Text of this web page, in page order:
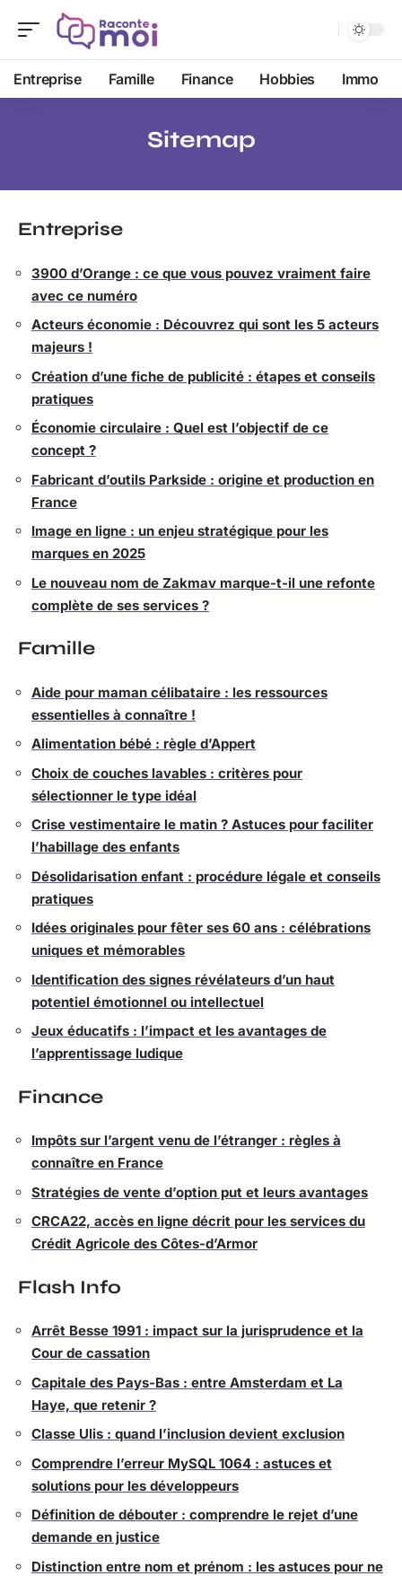
Entreprise Famille Finance Hobbies Immo
Sitemap
Entreprise
3900 d’Orange : ce que vous pouvez vraiment faire
avec ce numéro
Acteurs économie : Découvrez qui sont les 5 acteurs
majeurs !
Création d’une fiche de publicité : étapes et conseils
pratiques
Économie circulaire : Quel est l’objectif de ce
concept ?
Fabricant d’outils Parkside : origine et production en
France
Image en ligne : un enjeu stratégique pour les
marques en 2025
Le nouveau nom de Zakmav marque-t-il une refonte
complète de ses services ?
Famille
Aide pour maman célibataire : les ressources
essentielles à connaître !
Alimentation bébé : règle d’Appert
Choix de couches lavables : critères pour
sélectionner le type idéal
Crise vestimentaire le matin ? Astuces pour faciliter
l’habillage des enfants
Désolidarisation enfant : procédure légale et conseils
pratiques
Idées originales pour fêter ses 60 ans : célébrations
uniques et mémorables
Identification des signes révélateurs d’un haut
potentiel émotionnel ou intellectuel
Jeux éducatifs : l’impact et les avantages de
l’apprentissage ludique
Finance
Impôts sur l’argent venu de l’étranger : règles à
connaître en France
Stratégies de vente d’option put et leurs avantages
CRCA22, accès en ligne décrit pour les services du
Crédit Agricole des Côtes-d’Armor
Flash Info
Arrêt Besse 1991 : impact sur la jurisprudence et la
Cour de cassation
Capitale des Pays-Bas : entre Amsterdam et La
Haye, que retenir ?
Classe Ulis : quand l’inclusion devient exclusion
Comprendre l’erreur MySQL 1064 : astuces et
solutions pour les développeurs
Définition de débouter : comprendre le rejet d’une
demande en justice
Distinction entre nom et prénom : les astuces pour ne